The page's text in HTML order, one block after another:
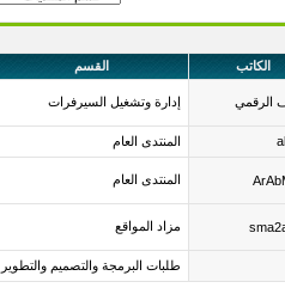
الكاتب القسم
الرقمي إدارة وتشغيل السيرفرات
المنتدى العام
المنتدى العام
مزاد المواقع
طلبات البرمجة والتصميم والتطوير